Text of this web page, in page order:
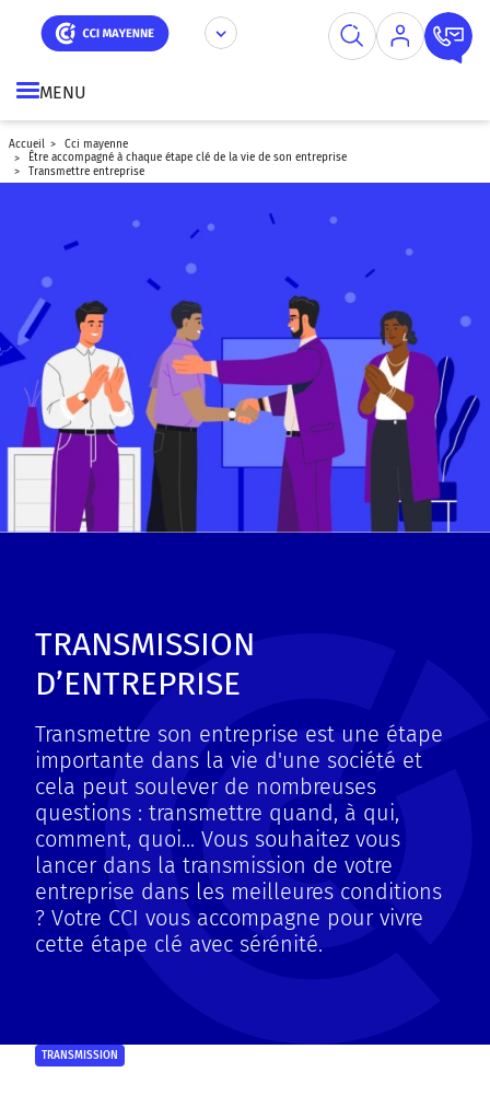
contenu
MENU
accueil
cci mayenne
être accompagné à chaque étape clé de la vie de son entreprise
transmettre entreprise
TRANSMISSION
D’ENTREPRISE
Transmettre son entreprise est une étape
importante dans la vie d'une société et
cela peut soulever de nombreuses
questions : transmettre quand, à qui,
comment, quoi... Vous souhaitez vous
lancer dans la transmission de votre
entreprise dans les meilleures conditions
? Votre CCI vous accompagne pour vivre
cette étape clé avec sérénité.
TRANSMISSION
Panneau de gestion des cookies